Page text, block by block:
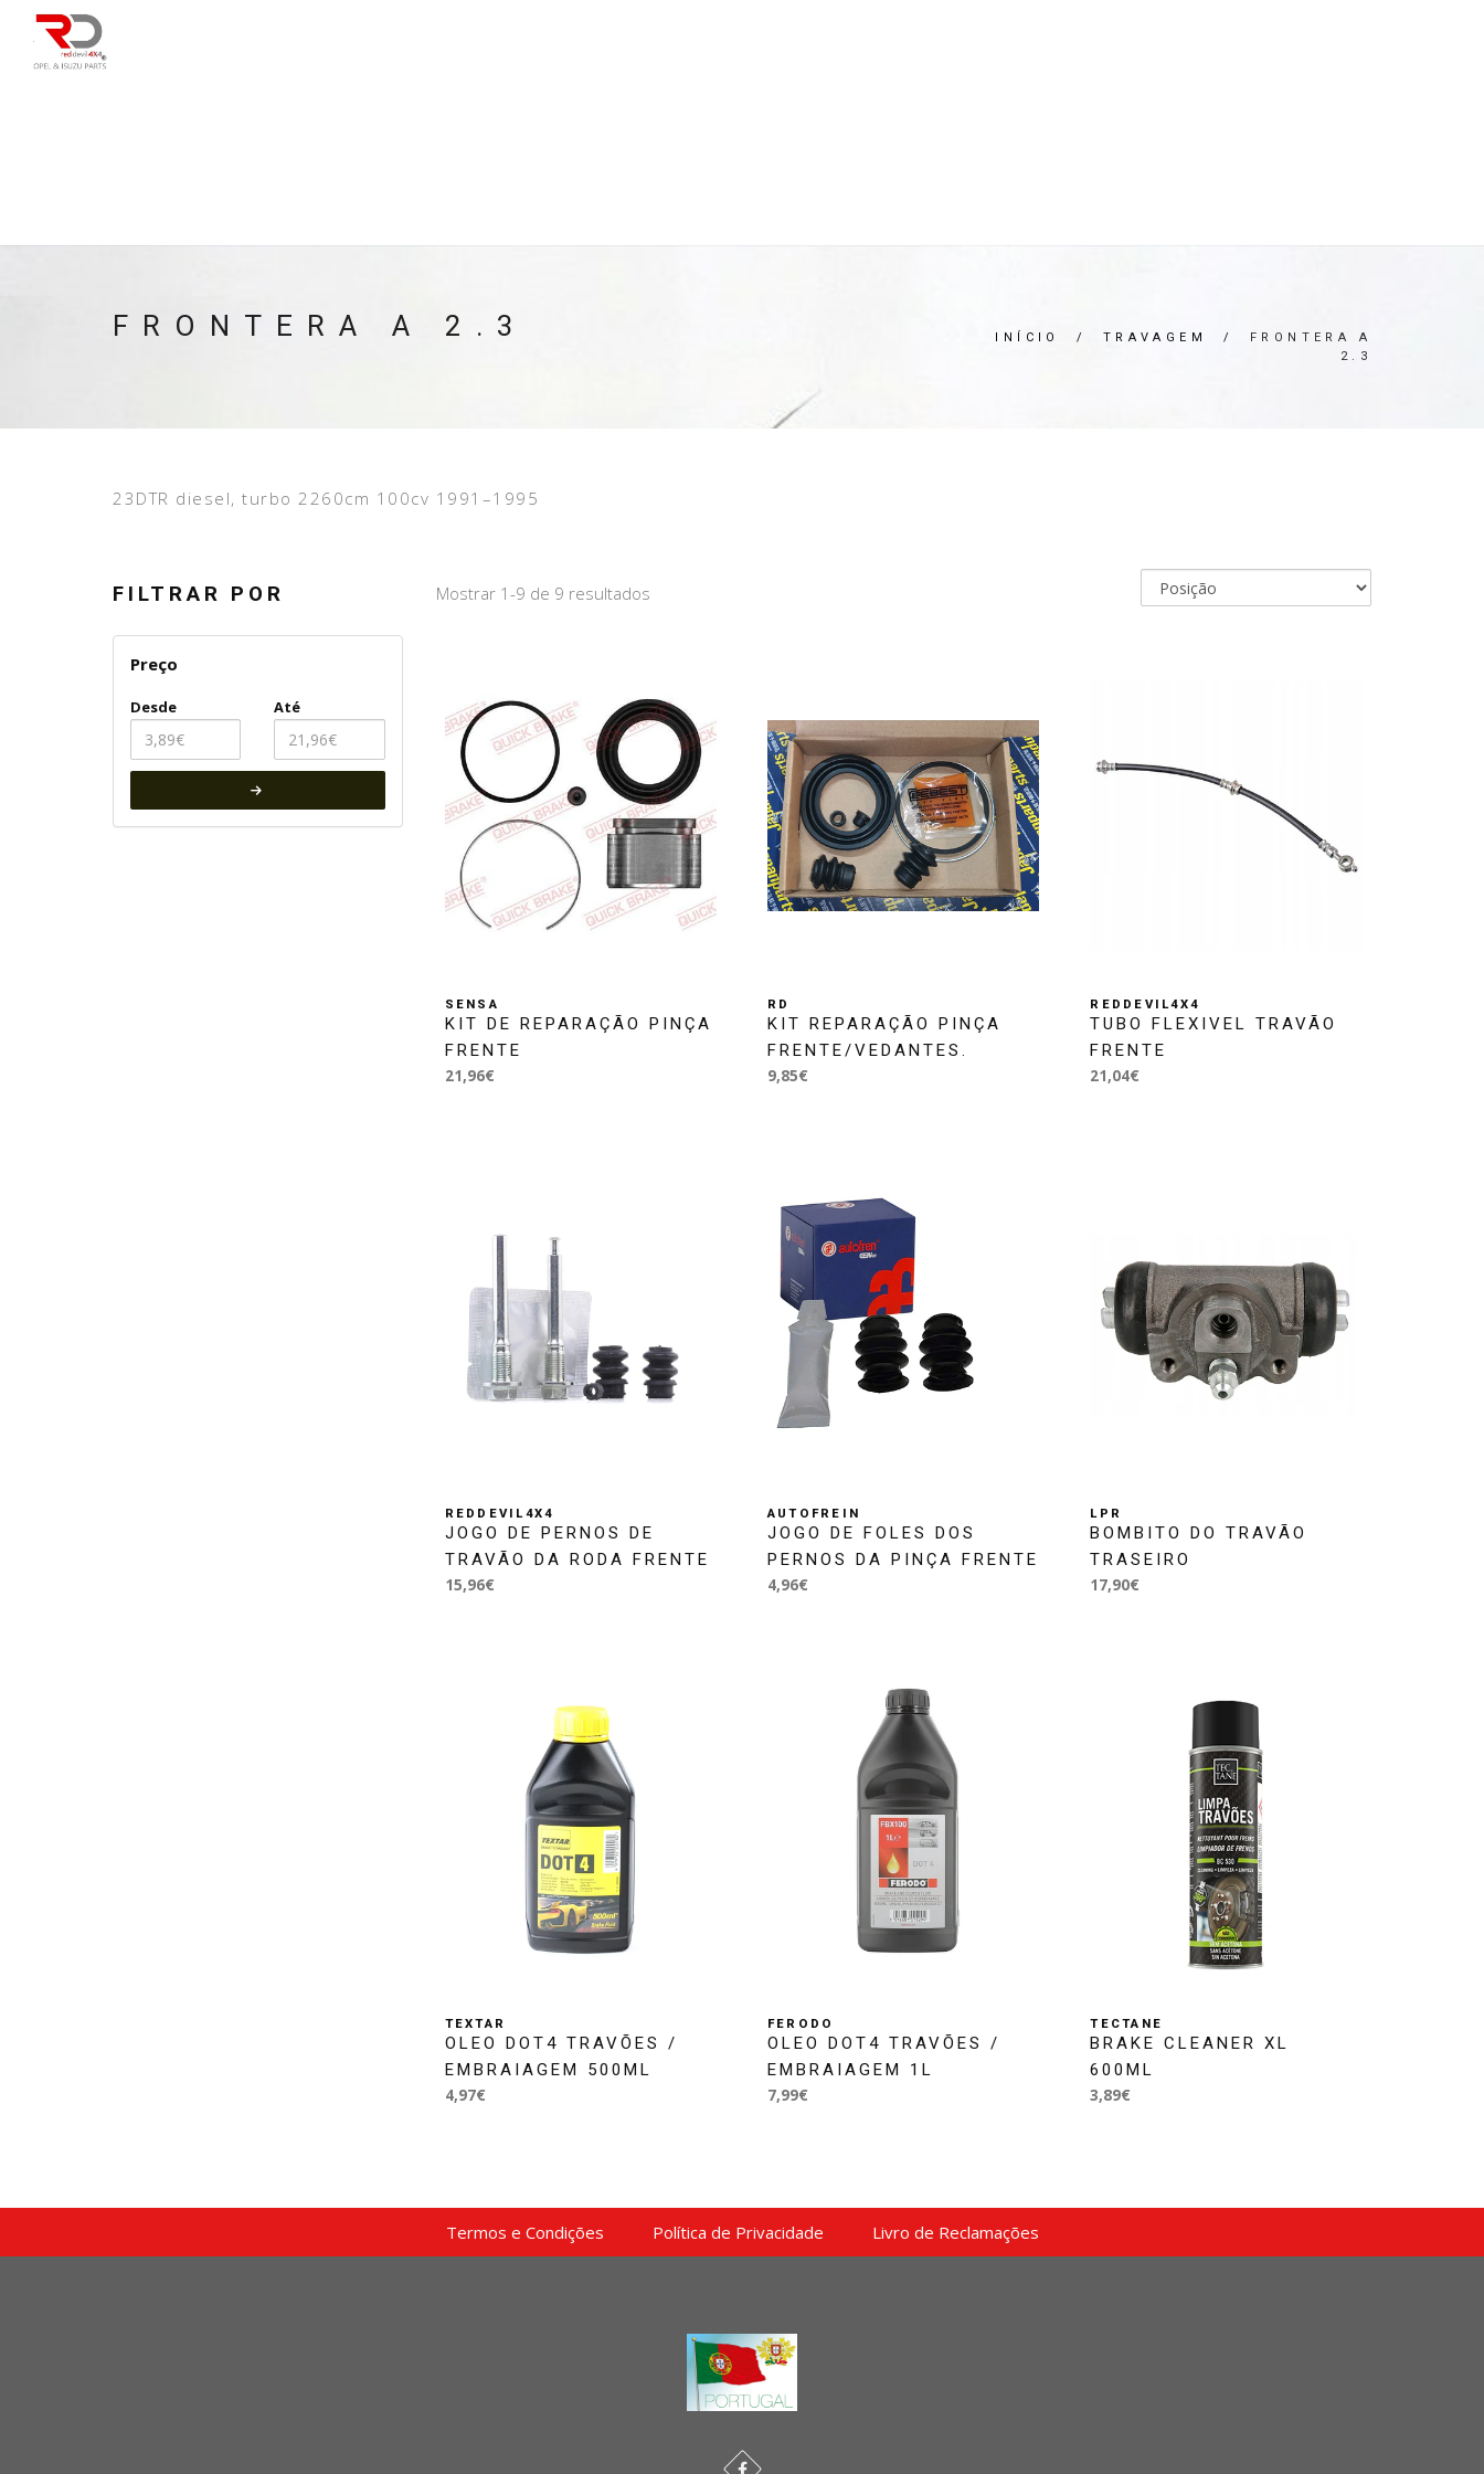
FRONTERA A 2.3 INÍCIO / TRAVAGEM / FRONTERA A
2.3
23DTR diesel, turbo 2260cm 100cv 1991–1995
FILTRAR POR
Preço
Desde Até
Mostrar 1-9 de 9 resultados
SENSA
KIT DE REPARAÇÃO PINÇA
FRENTE
21,96€
RD
KIT REPARAÇÃO PINÇA
FRENTE/VEDANTES.
9,85€
REDDEVIL4X4
TUBO FLEXIVEL TRAVÃO
FRENTE
21,04€
REDDEVIL4X4
JOGO DE PERNOS DE
TRAVÃO DA RODA FRENTE
15,96€
AUTOFREIN
JOGO DE FOLES DOS
PERNOS DA PINÇA FRENTE
4,96€
LPR
BOMBITO DO TRAVÃO
TRASEIRO
17,90€
TEXTAR
OLEO DOT4 TRAVÕES /
EMBRAIAGEM 500ML
4,97€
FERODO
OLEO DOT4 TRAVÕES /
EMBRAIAGEM 1L
7,99€
TECTANE
BRAKE CLEANER XL
600ML
3,89€
Termos e Condições Política de Privacidade Livro de Reclamações